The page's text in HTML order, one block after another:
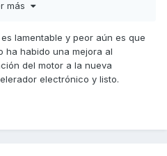
como la mía que partió
está claro que subió por
todas formas la AK marca
menos al consumo real (
lleno) , yendo lento si puedes
saber el consumo real
más
lamentable y peor aún es que
ha habido una mejora al
del motor a la nueva
electrónico y listo.